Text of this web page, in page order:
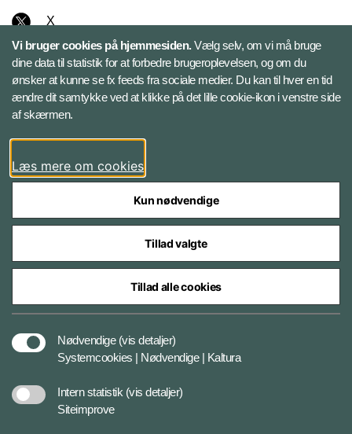
X
Instagram
Bluesky
LinkedIn
Styrelser og myndigheder under Forsvarsministeriet
Vi bruger cookies på hjemmesiden.Vælg selv, om vi må bruge
dine data til statistik for at forbedre brugeroplevelsen, og om du
ønsker at kunne se fx feeds fra sociale medier. Du kan til hver en tid
ændre dit samtykke ved at klikke på det lille cookie-ikon i venstre side
af skærmen.
Læs mere om cookies
Kun nødvendige
Tillad valgte
Tillad alle cookies
Nødvendige (vis detaljer)
Systemcookies | Nødvendige | Kaltura
Intern statistik (vis detaljer)
Siteimprove